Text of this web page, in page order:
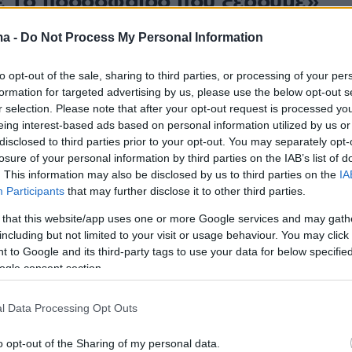
- Do Not Process My Personal Information
opt-out of the sale, sharing to third parties, or processing of your
for targeted advertising by us, please use the below opt-out
selection. Please note that after your opt-out request is processed
interest-based ads based on personal information utilized by us
to third parties prior to your opt-out. You may separately
of your personal information by third parties on the IAB’s list of
This information may also be disclosed by us to third parties on the
Participants that may further disclose it to other third parties.
that this website/app uses one or more Google services and may
but not limited to your visit or usage behaviour. You may
to Google and its third-party tags to use your data for below
consent section.
Data Processing Opt Outs
opt-out of the Sharing of my personal data.
ήταν ο τεχνικός του Ατρόμητου για τη
τονίζοντας πως το κλειδί της αναμέτρησης ήταν
ο Μπέος με Γκαρσία: «Αυτό
το Μίκι Μάους, έδειξε τα
του όργανα στην εξέδρα»
του Βόλου έκανε λόγο για ντροπή,
τον προπονητή του Ατρόμητου
19
Κωττάς, ο νεαρός αμυντικός
που ονειρεύεται να γίνει ο